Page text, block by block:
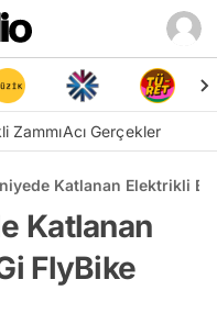
ZammıAcı Gerçekler
Katlanan Elektrikli
Katlanan
FlyBike